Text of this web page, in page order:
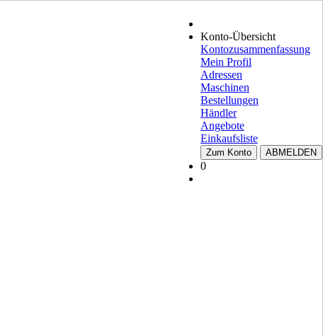
Konto-Übersicht
Kontozusammenfassung
Mein Profil
Adressen
Maschinen
Bestellungen
Händler
Angebote
Einkaufsliste
Zum Konto ABMELDEN
0